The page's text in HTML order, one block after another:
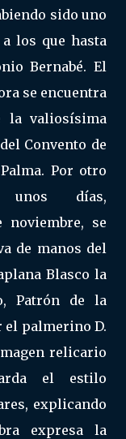
sido uno
los que hasta
Bernabé. El
se encuentra
la valiosísima
Convento de
Por otro
unos días,
noviembre, se
de manos del
Blasco la
Patrón de la
el palmerino D.
relicario
el estilo
explicando
expresa la